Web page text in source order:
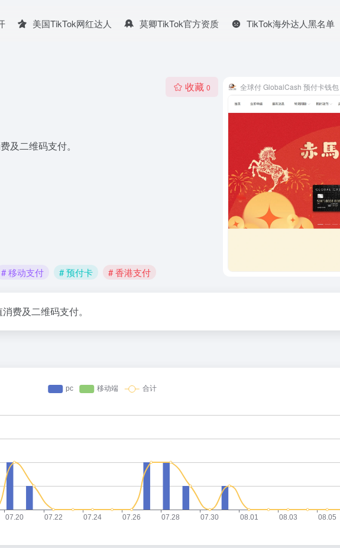
美国TikTok网红达人 莫卿TikTok官方资质 TikTok海外达人黑名单
收藏 0
及二维码支付。
# 移动支付 # 预付卡 # 香港支付
全球付 GlobalCash 预付卡钱包
费及二维码支付。